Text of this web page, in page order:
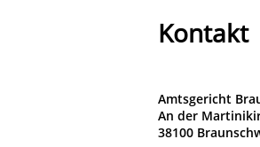
Kontakt
Amtsgericht
An der
38100